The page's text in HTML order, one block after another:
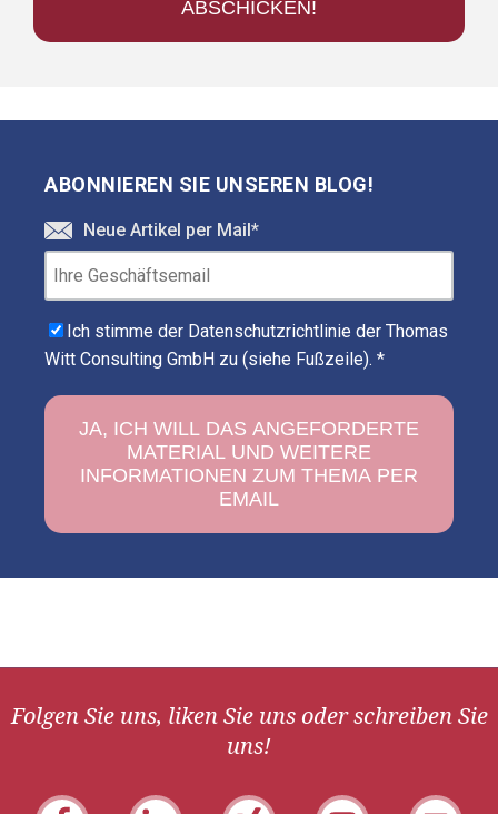
ABONNIEREN SIE UNSEREN BLOG!
Neue Artikel per Mail*
Ich stimme der Datenschutzrichtlinie der Thomas
Witt Consulting GmbH zu (siehe Fußzeile). *
Folgen Sie uns, liken Sie uns oder schreiben Sie
uns!